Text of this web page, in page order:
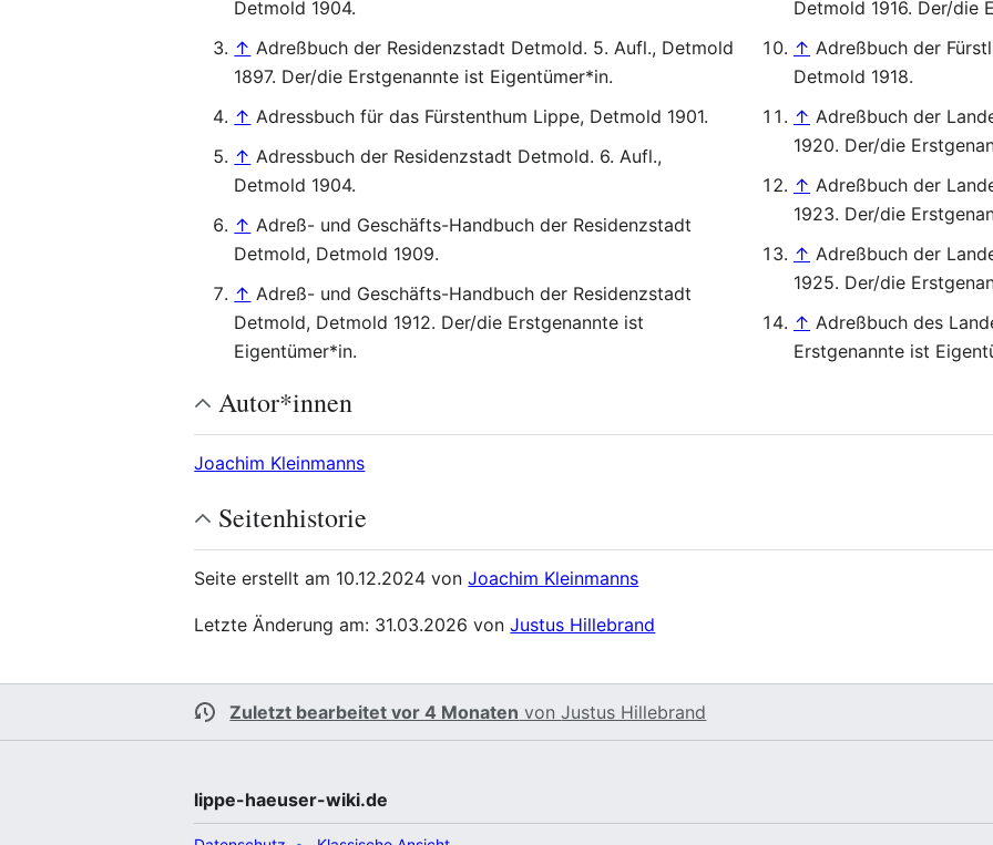
Detmold 1904.
↑ Adreßbuch der Residenzstadt Detmold. 5. Aufl., Detmold
1897. Der/die Erstgenannte ist Eigentümer*in.
↑ Adressbuch für das Fürstenthum Lippe, Detmold 1901.
↑ Adressbuch der Residenzstadt Detmold. 6. Aufl.,
Detmold 1904.
↑ Adreß- und Geschäfts-Handbuch der Residenzstadt
Detmold, Detmold 1909.
↑ Adreß- und Geschäfts-Handbuch der Residenzstadt
Detmold, Detmold 1912. Der/die Erstgenannte ist
Eigentümer*in.
Detmold 1916. Der/die
↑ Adreßbuch der
Detmold 1918.
↑ Adreßbuch der
1920. Der/die
↑ Adreßbuch der
1923. Der/die
↑ Adreßbuch der
1925. Der/die
↑ Adreßbuch des
Erstgenannte ist
Autor*innen
Joachim Kleinmanns
Seitenhistorie
Seite erstellt am 10.12.2024 vonJoachim Kleinmanns
Letzte Änderung am: 31.03.2026 vonJustus Hillebrand
Zuletzt bearbeitet vor 4 Monaten vonJustus Hillebrand
lippe-haeuser-wiki.de